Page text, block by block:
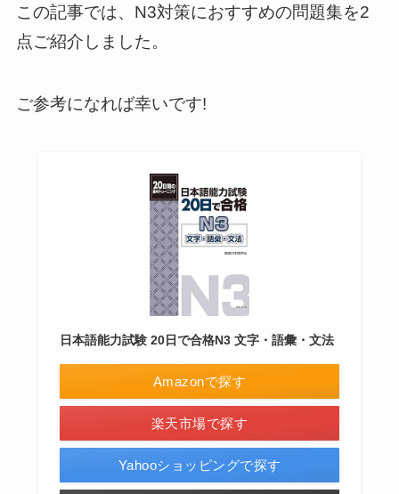
この記事では、N3対策におすすめの問題集を2
点ご紹介しました。
ご参考になれば幸いです!
日本語能力試験 20日で合格N3 文字・語彙・文法
Amazonで探す
楽天市場で探す
Yahooショッピングで探す